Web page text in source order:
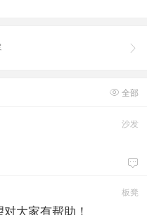

 全部
沙发

板凳
大家有帮助！